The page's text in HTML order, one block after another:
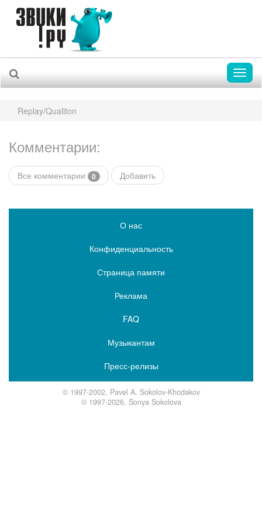
Replay/Qualiton
Комментарии:
Все комментарии 0 Добавить
О нас
Конфиденциальность
Страница памяти
Реклама
FAQ
Музыкантам
Пресс-релизы
© 1997-2002, Pavel A. Sokolov-Khodakov
© 1997-2026, Sonya Sokolova